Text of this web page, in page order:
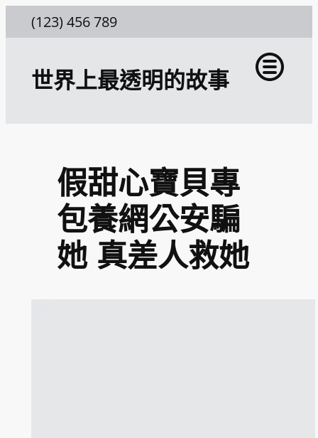
至
(123) 456 789
世界上最透明的故事
假甜心寶貝專
包養網公安騙
她 真差人救她